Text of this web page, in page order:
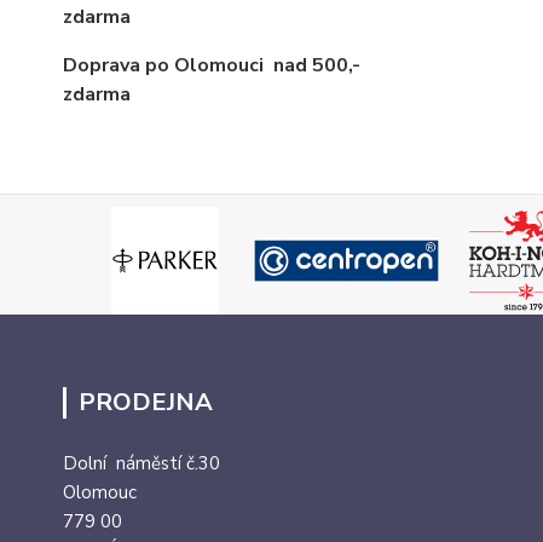
zdarma
Doprava po Olomouci nad 500,-
zdarma
PRODEJNA
Dolní náměstí č.30
Olomouc
779 00